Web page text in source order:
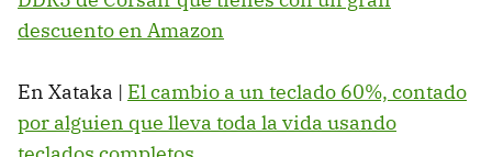
descuento en Amazon
En Xataka | El cambio a un teclado 60%, contado
por alguien que lleva toda la vida usando